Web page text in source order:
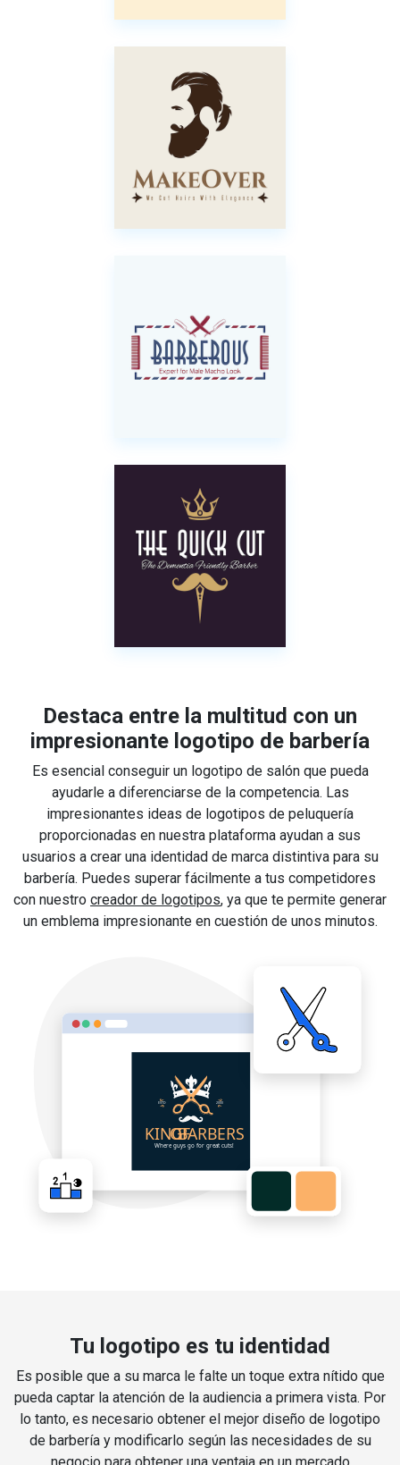
Destaca entre la multitud con un
impresionante logotipo de barbería
Es esencial conseguir un logotipo de salón que pueda
ayudarle a diferenciarse de la competencia. Las
impresionantes ideas de logotipos de peluquería
proporcionadas en nuestra plataforma ayudan a sus
usuarios a crear una identidad de marca distintiva para su
barbería. Puedes superar fácilmente a tus competidores
con nuestro creador de logotipos, ya que te permite generar
un emblema impresionante en cuestión de unos minutos.
Tu logotipo es tu identidad
Es posible que a su marca le falte un toque extra nítido que
pueda captar la atención de la audiencia a primera vista. Por
lo tanto, es necesario obtener el mejor diseño de logotipo
de barbería y modificarlo según las necesidades de su